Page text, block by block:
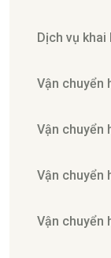
Dịch vụ
Vận chuyển
Vận chuyển
Vận chuyển
Vận chuyển